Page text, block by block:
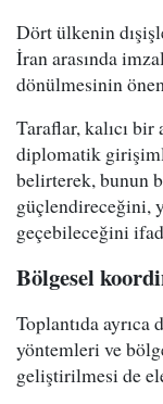
Dört ülkenin
İran arasında
dönülmesinin
Taraflar, kalıcı bir
diplomatik
belirterek, bunun
güçlendireceğini,
geçebileceğini
Bölgesel
Toplantıda ayrıca
yöntemleri ve
geliştirilmesi de